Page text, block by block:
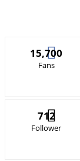
15,700
Fans
712
Follower